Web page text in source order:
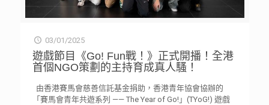
03/01/2025
遊戲節目《Go! Fun戰！》正式開播！全港
首個NGO策劃的主持育成真人騷！
由香港賽馬會慈善信託基金捐助，香港青年協會協辦的
「賽馬會青年共遊系列 —— The Year of Go!」(TYoG!) 遊戲